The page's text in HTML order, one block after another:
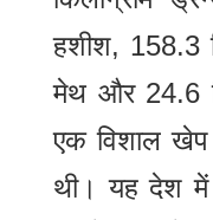
हशीश, 158.3
मेथ और 24.6
एक विशाल खेप
थी। यह देश में